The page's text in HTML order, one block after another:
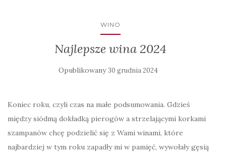
WINO
Najlepsze wina 2024
Opublikowany 30 grudnia 2024
Koniec roku, czyli czas na małe podsumowania. Gdzieś
między siódmą dokładką pierogów a strzelającymi korkami
szampanów chcę podzielić się z Wami winami, które
najbardziej w tym roku zapadły mi w pamięć, wywołały gęsią